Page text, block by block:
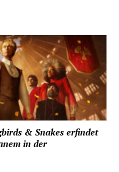
& Snakes erfindet
in der